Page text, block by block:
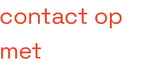
contact op
met